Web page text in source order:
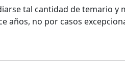
tal cantidad de temario
años, no por casos